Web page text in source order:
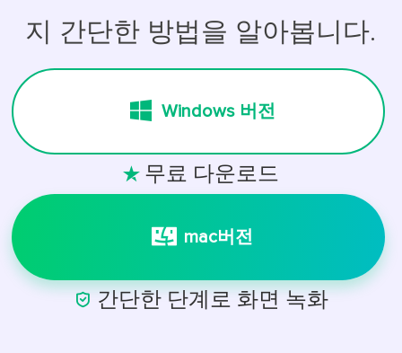
지 간단한 방법을 알아봅니다.
Windows 버전
 무료 다운로드
mac버전
 간단한 단계로 화면 녹화